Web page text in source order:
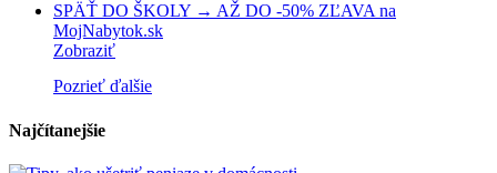
SPÄŤ DO ŠKOLY → AŽ DO -50% ZĽAVA na
MojNabytok.sk
Zobraziť
Pozrieť ďalšie
Najčítanejšie